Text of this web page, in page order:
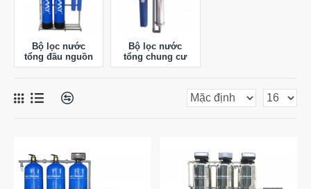
Bộ lọc nước
tổng đầu nguồn
Bộ lọc nước
tổng chung cư